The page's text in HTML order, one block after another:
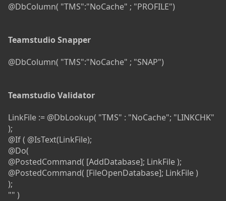
@DbColumn( "TMS":"NoCache" ; "PROFILE")
Teamstudio Snapper
@DbColumn( "TMS":"NoCache" ; "SNAP")
Teamstudio Validator
LinkFile := @DbLookup( "TMS" : "NoCache"; "LINKCHK"
);
@If ( @IsText(LinkFile);
@Do(
@PostedCommand( [AddDatabase]; LinkFile );
@PostedCommand( [FileOpenDatabase]; LinkFile )
);
"" )